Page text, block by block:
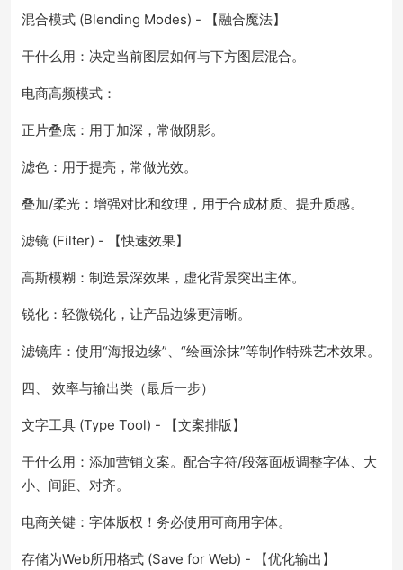
混合模式 (Blending Modes) - 【融合魔法】
干什么用：决定当前图层如何与下方图层混合。
电商高频模式：
正片叠底：用于加深，常做阴影。
滤色：用于提亮，常做光效。
叠加/柔光：增强对比和纹理，用于合成材质、提升质感。
滤镜 (Filter) - 【快速效果】
高斯模糊：制造景深效果，虚化背景突出主体。
锐化：轻微锐化，让产品边缘更清晰。
滤镜库：使用“海报边缘”、“绘画涂抹”等制作特殊艺术效果。
四、 效率与输出类（最后一步）
文字工具 (Type Tool) - 【文案排版】
干什么用：添加营销文案。配合字符/段落面板调整字体、大
小、间距、对齐。
电商关键：字体版权！务必使用可商用字体。
存储为Web所用格式 (Save for Web) - 【优化输出】